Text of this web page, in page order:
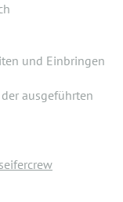
und Einbringen
ausgeführten